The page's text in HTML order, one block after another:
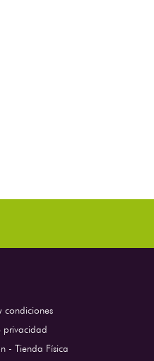
condiciones
privacidad
- Tienda Física